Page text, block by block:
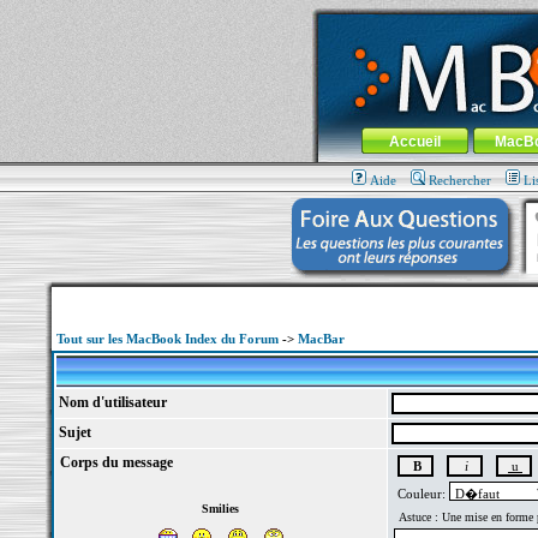
MacBook-fr.com : 100% Apple... 100%
Aller au contenu-Aller au menu
Menu général
Accueil
Aide Rechercher
Tout sur les MacBook Index du Forum-> MacBar
Nom d'utilisateur
Sujet
Corps du message
Smilies
Couleur: